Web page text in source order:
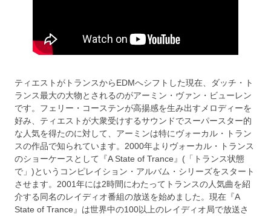
ティエストがトランスからEDMへシフトした現在、ダッチ・ト
ランス最大の大物とされるのがアーミン・ヴァン・ビューレン
です。フェリー・コーステンが高揚感を生み出すメロディーを
好み、ティエストが大衆受けするサウンドでスーパースター的
な人気を得たのに対して、アーミンは特にヴォーカル・トラン
スの作品で知られています。2000年よりヴォーカル・トランス
のショーケースとして『A State of Trance』(「トランス状態
で」)というコンピレイション・アルバム・シリーズをスタート
させます。2001年には2時間にわたってトランスの人気曲を紹
介する同名のレイディオ番組の放送を始めました。現在『A
State of Trance』は世界中の100以上のレイディオ局で放送さ